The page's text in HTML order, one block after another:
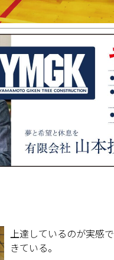
上達しているのが実感で
きている。